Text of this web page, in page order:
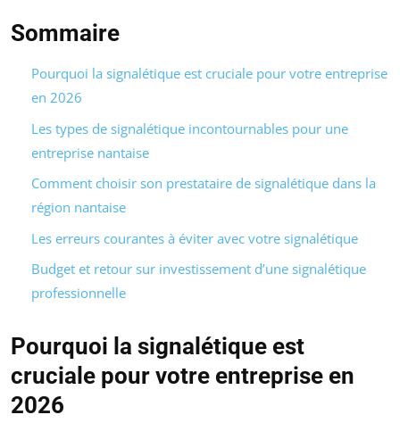
Sommaire
Pourquoi la signalétique est cruciale pour votre entreprise
en 2026
Les types de signalétique incontournables pour une
entreprise nantaise
Comment choisir son prestataire de signalétique dans la
région nantaise
Les erreurs courantes à éviter avec votre signalétique
Budget et retour sur investissement d’une signalétique
professionnelle
Pourquoi la signalétique est
cruciale pour votre entreprise en
2026